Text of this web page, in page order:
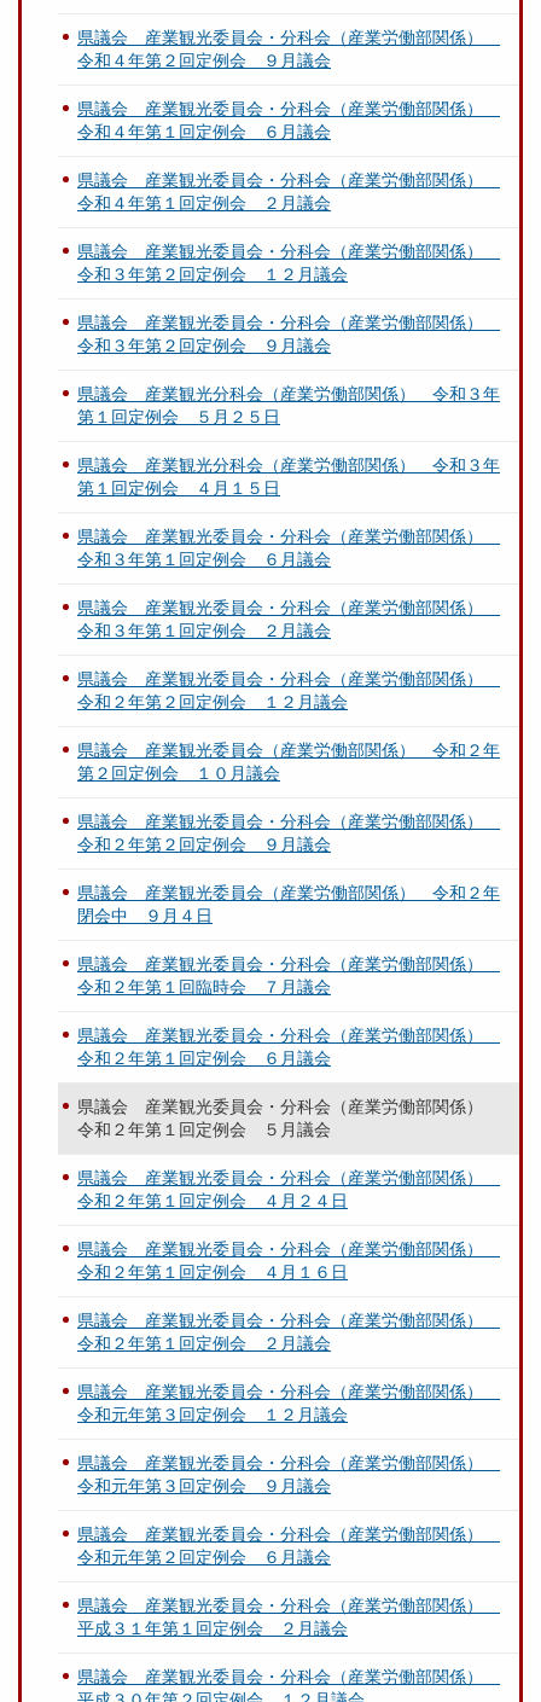
県議会 産業観光委員会・分科会（産業労働部関係）
令和４年第２回定例会 ９月議会
県議会 産業観光委員会・分科会（産業労働部関係）
令和４年第１回定例会 ６月議会
県議会 産業観光委員会・分科会（産業労働部関係）
令和４年第１回定例会 ２月議会
県議会 産業観光委員会・分科会（産業労働部関係）
令和３年第２回定例会 １２月議会
県議会 産業観光委員会・分科会（産業労働部関係）
令和３年第２回定例会 ９月議会
県議会 産業観光分科会（産業労働部関係） 令和３年
第１回定例会 ５月２５日
県議会 産業観光分科会（産業労働部関係） 令和３年
第１回定例会 ４月１５日
県議会 産業観光委員会・分科会（産業労働部関係）
令和３年第１回定例会 ６月議会
県議会 産業観光委員会・分科会（産業労働部関係）
令和３年第１回定例会 ２月議会
県議会 産業観光委員会・分科会（産業労働部関係）
令和２年第２回定例会 １２月議会
県議会 産業観光委員会（産業労働部関係） 令和２年
第２回定例会 １０月議会
県議会 産業観光委員会・分科会（産業労働部関係）
令和２年第２回定例会 ９月議会
県議会 産業観光委員会（産業労働部関係） 令和２年
閉会中 ９月４日
県議会 産業観光委員会・分科会（産業労働部関係）
令和２年第１回臨時会 ７月議会
県議会 産業観光委員会・分科会（産業労働部関係）
令和２年第１回定例会 ６月議会
県議会 産業観光委員会・分科会（産業労働部関係）
令和２年第１回定例会 ５月議会
県議会 産業観光委員会・分科会（産業労働部関係）
令和２年第１回定例会 ４月２４日
県議会 産業観光委員会・分科会（産業労働部関係）
令和２年第１回定例会 ４月１６日
県議会 産業観光委員会・分科会（産業労働部関係）
令和２年第１回定例会 ２月議会
県議会 産業観光委員会・分科会（産業労働部関係）
令和元年第３回定例会 １２月議会
県議会 産業観光委員会・分科会（産業労働部関係）
令和元年第３回定例会 ９月議会
県議会 産業観光委員会・分科会（産業労働部関係）
令和元年第２回定例会 ６月議会
県議会 産業観光委員会・分科会（産業労働部関係）
平成３１年第１回定例会 ２月議会
県議会 産業観光委員会・分科会（産業労働部関係）